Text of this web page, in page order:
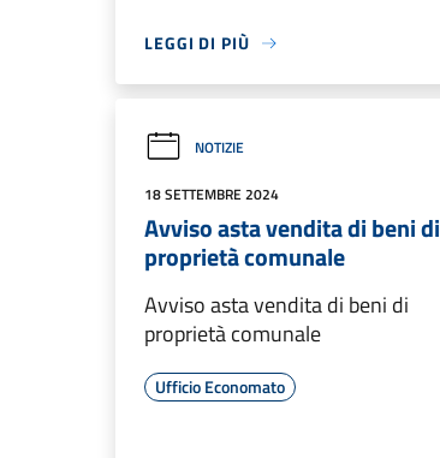
LEGGI DI PIÙ
NOTIZIE
18 SETTEMBRE 2024
Avviso asta vendita di beni di
proprietà comunale
Avviso asta vendita di beni di
proprietà comunale
Ufficio Economato